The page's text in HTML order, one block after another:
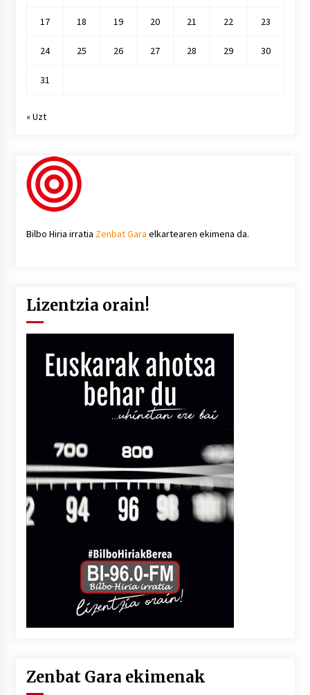
17 18 19 20 21 22 23
24 25 26 27 28 29 30
31
« Uzt
Bilbo Hiria irratia Zenbat Gara elkartearen ekimena da.
Lizentzia orain!
Zenbat Gara ekimenak